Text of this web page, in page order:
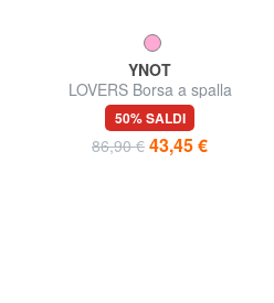
YNOT
LOVERS Borsa a spalla
50% SALDI
86,90 € 43,45 €